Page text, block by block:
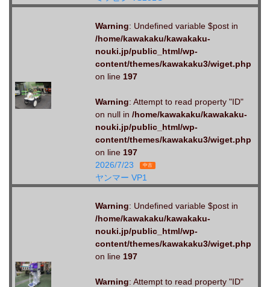
Warning: Undefined variable $post in
/home/kawakaku/kawakaku-
nouki.jp/public_html/wp-
content/themes/kawakaku3/wiget.php
on line 197
Warning: Attempt to read property "ID"
on null in /home/kawakaku/kawakaku-
nouki.jp/public_html/wp-
content/themes/kawakaku3/wiget.php
on line 197
2026/7/23
中古
ヤンマー VP1
Warning: Undefined variable $post in
/home/kawakaku/kawakaku-
nouki.jp/public_html/wp-
content/themes/kawakaku3/wiget.php
on line 197
Warning: Attempt to read property "ID"